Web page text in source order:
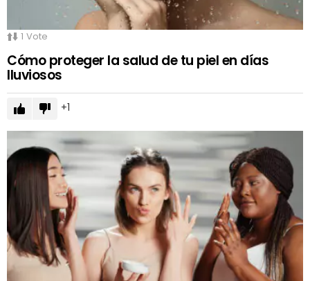
1 Vote
Cómo proteger la salud de tu piel en días
lluviosos
1